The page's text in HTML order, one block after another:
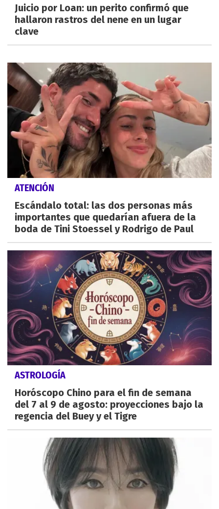
Juicio por Loan: un perito confirmó que
hallaron rastros del nene en un lugar
clave
ATENCIÓN
Escándalo total: las dos personas más
importantes que quedarían afuera de la
boda de Tini Stoessel y Rodrigo de Paul
ASTROLOGÍA
Horóscopo Chino para el fin de semana
del 7 al 9 de agosto: proyecciones bajo la
regencia del Buey y el Tigre